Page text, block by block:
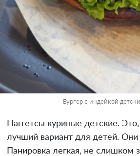
Бургер с индейкой
Наггетсы куриные детские.
лучший вариант для детей.
Панировка легкая, не слишком